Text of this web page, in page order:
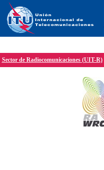
Sector de Radiocomunicaciones (UIT-R)